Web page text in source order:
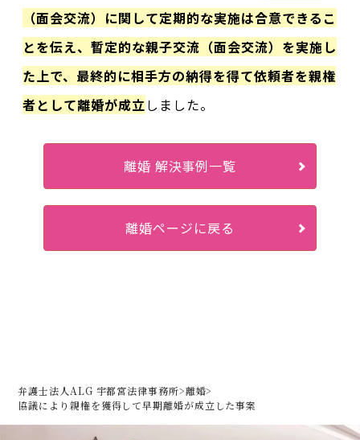
（面会交流）に関して定期的な実施は合意できるこ
とを伝え、暫定的な親子交流（面会交流）を実施し
た上で、最終的に相手方の納得を得て依頼者を親権
者として離婚が成立しました。
離婚 解決事例一覧
離婚ページに戻る
弁護士法人ALG 宇都宮法律事務所>離婚>
協議により親権を獲得して早期離婚が成立した事案